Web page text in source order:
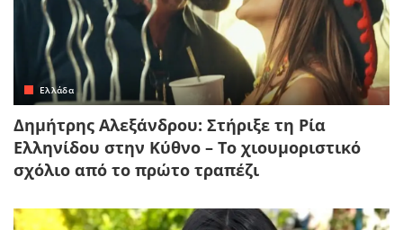
Ελλάδα
Δημήτρης Αλεξάνδρου: Στήριξε τη Ρία
Ελληνίδου στην Κύθνο – Το χιουμοριστικό
σχόλιο από το πρώτο τραπέζι